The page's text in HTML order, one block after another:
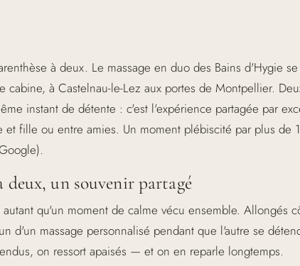
à deux. Le massage en duo des Bains d'Hygie
cabine, à Castelnau-le-Lez aux portes de Montpellier.
instant de détente : c'est l'expérience partagée par
et fille ou entre amies. Un moment plébiscité par plus de
deux, un souvenir partagé
qu'un moment de calme vécu ensemble. Allongés
d'un massage personnalisé pendant que l'autre se
on ressort apaisés — et on en reparle longtemps.